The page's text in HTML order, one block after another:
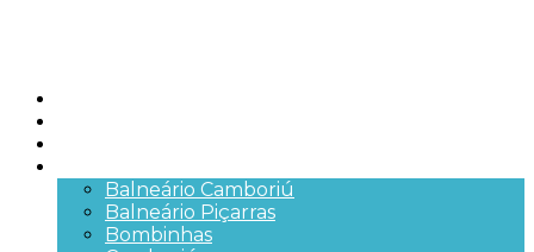
Balneário Camboriú
Balneário Piçarras
Bombinhas